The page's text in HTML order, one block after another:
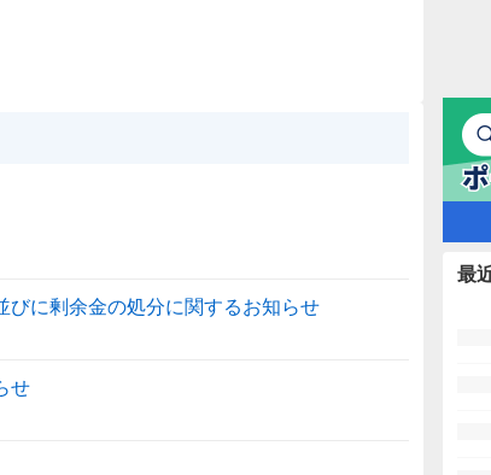
びに剰余金の処分に関するお知らせ
せ
最